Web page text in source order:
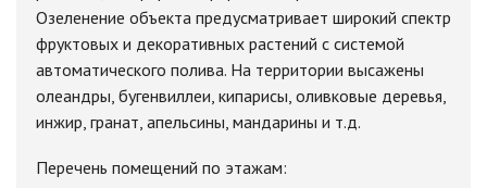
Озеленение объекта предусматривает широкий спектр
фруктовых и декоративных растений с системой
автоматического полива. На территории высажены
олеандры, бугенвиллеи, кипарисы, оливковые деревья,
инжир, гранат, апельсины, мандарины и т.д.
Перечень помещений по этажам: